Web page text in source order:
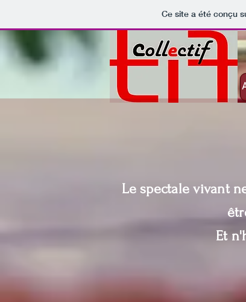
Ce site a été conçu
Le spectale vivant
Et